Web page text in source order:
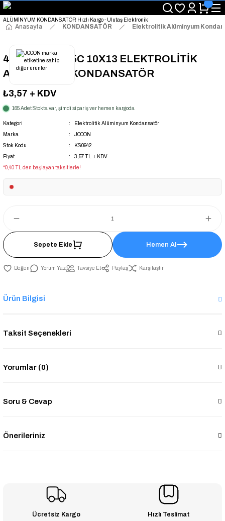
"Saat 14:00'a Kadar Verilen Siparişlerde Aynı Gün Kargo Avantajı!
"Binlerce Ürün Çeşitliliği ile Stoktan Hemen Teslim."
"Toptan Fiyatına Perakende Satış Avantajını Kaçırmayın!"
Anasayfa KONDANSATÖR Elektrolitik Alüminyum
47UF 100V 105C 10X13 ELEKTROLİTİK
ALÜMİNYUM KONDANSATÖR
₺3,57 + KDV
165 Adet Stokta var, şimdi sipariş ver hemen kargoda
Kategori
Elektrolitik Alüminyum Kondansatör
Marka
JCCON
Stok Kodu
KS0942
Fiyat
3,57 TL + KDV
*0,40 TL den başlayan taksitlerle!
Sepete Ekle Hemen Al
Yorum Yaz Tavsiye Et Paylaş Karşılaştır
Ürün Bilgisi
Taksit Seçenekleri
Yorumlar (0)
Soru & Cevap
Önerileriniz
Ücretsiz Kargo Hızlı Teslimat